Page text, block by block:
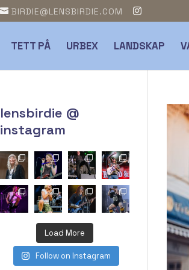
BIRDIE@LENSBIRDIE.COM
TETT PÅ URBEX LANDSKAP
lensbirdie @
instagram
Load More
Follow on Instagram